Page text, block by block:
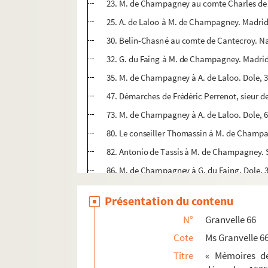
23. M. de Champagney au comte Charles
25. A. de Laloo à M. de Champagney.
30. Belin-Chasné au comte de Cantecroy.
32. G. du Faing à M. de Champagney.
35. M. de Champagney à A. de Laloo. Dole,
47. Démarches de Frédéric Perrenot, sieur
73. M. de Champagney à A. de Laloo. Dole,
80. Le conseiller Thomassin à M. de
82. Antonio de Tassis à M. de
86. M. de Champagney à G. du Faing. Dole,
90. Antoine, duc de Pastrana, à M. de
92. M. de Champagney à A. de Laloo. Dole,
118. A. de Laloo à M. de Champagney.
120. Le contador Jean Lopez de Ugarte à
122. M. de Champagney au comte de
Présentation du contenu
N°
Granvelle 66
Cote
Ms Granvelle
Titre
« Mémoires